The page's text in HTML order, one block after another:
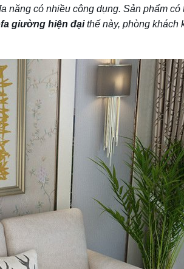
có nhiều công dụng. Sản phẩm có
giường hiện đạithế này, phòng khách